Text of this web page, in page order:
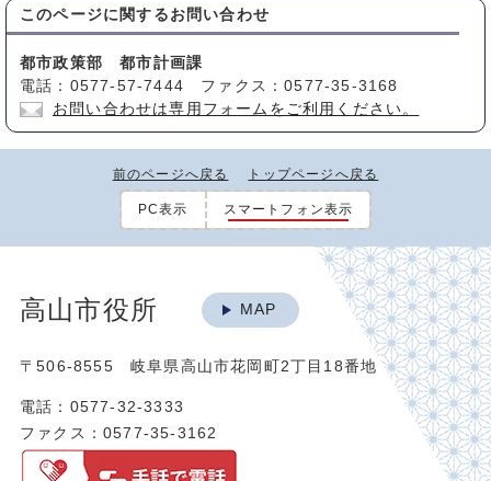
このページに関する お問い合わせ
都市政策部 都市計画課
電話：0577-57-7444 ファクス：0577-35-3168
お問い合わせは専用フォームをご利用ください。
前のページへ戻る トップページへ戻る
PC表示 スマートフォン表示
高山市役所 MAP
〒506-8555 岐阜県高山市花岡町2丁目18番地
電話：0577-32-3333
ファクス：0577-35-3162